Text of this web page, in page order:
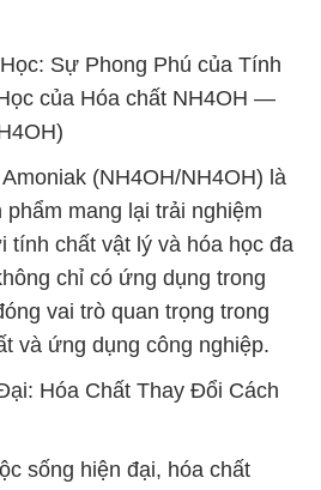
Sự Phong Phú của Tính
của Hóa chất NH4OH —
(NH4OH/NH4OH) là
mang lại trải nghiệm
tính chất vật lý và hóa học đa
chỉ có ứng dụng trong
vai trò quan trọng trong
và ứng dụng công nghiệp.
Hóa Chất Thay Đổi Cách
sống hiện đại, hóa chất